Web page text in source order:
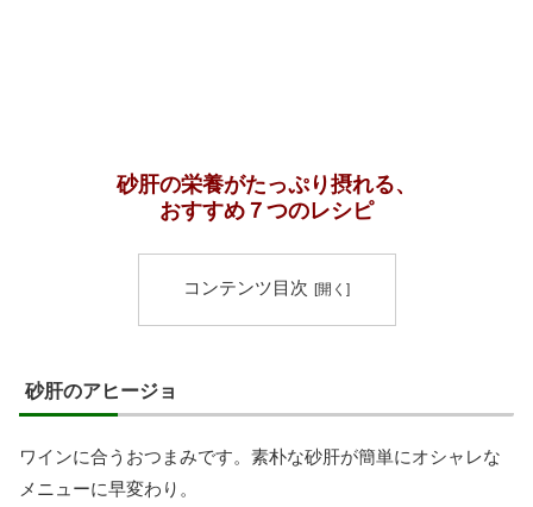
砂肝の栄養がたっぷり摂れる、
おすすめ７つのレシピ
コンテンツ目次
砂肝のアヒージョ
ワインに合うおつまみです。素朴な砂肝が簡単にオシャレな
メニューに早変わり。